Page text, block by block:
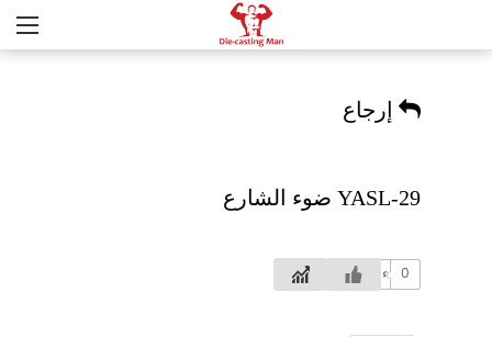
إرجاع
ضوء الشارع YASL-29
0
الآراء: 705